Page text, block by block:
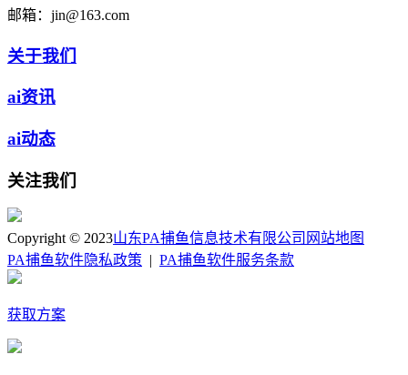
邮箱： jin@163.com
关于我们
ai资讯
ai动态
关注我们
Copyright © 2023山东PA捕鱼信息技术有限公司 网站地图
PA捕鱼软件隐私政策
PA捕鱼软件服务条款
获取方案